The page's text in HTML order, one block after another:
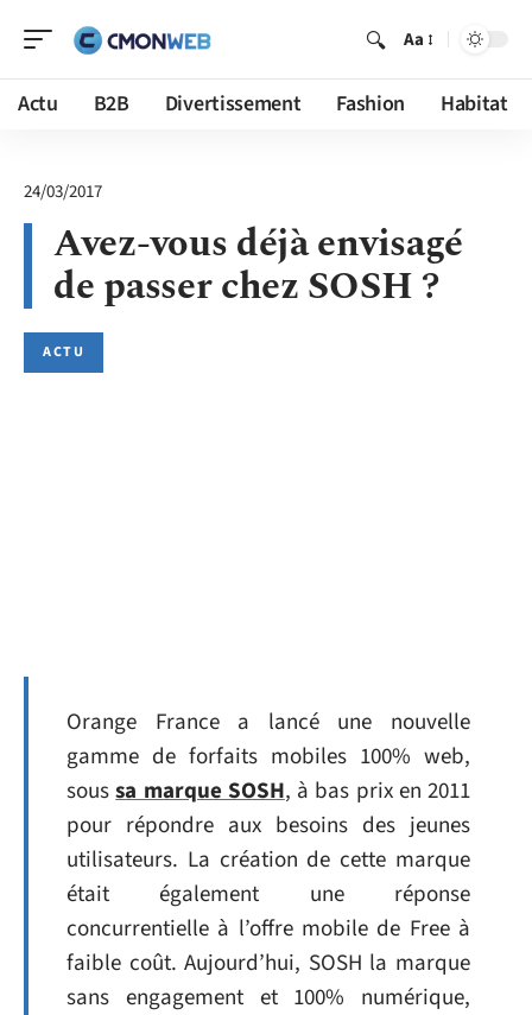
Aa
Actu B2B Divertissement Fashion Habitat
24/03/2017
Avez-vous déjà envisagé
de passer chez SOSH ?
ACTU
Orange France a lancé une nouvelle
gamme de forfaits mobiles 100% web,
soussa marque SOSH, à bas prix en 2011
pour répondre aux besoins des jeunes
utilisateurs. La création de cette marque
était également une réponse
concurrentielle à l’offre mobile de Free à
faible coût. Aujourd’hui, SOSH la marque
sans engagement et 100% numérique,